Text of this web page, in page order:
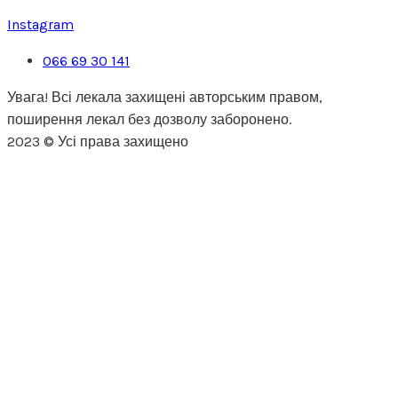
Instagram
066 69 30 141
Увага! Всі лекала захищені авторським правом,
поширення лекал без дозволу заборонено.
2023 © Усі права захищено